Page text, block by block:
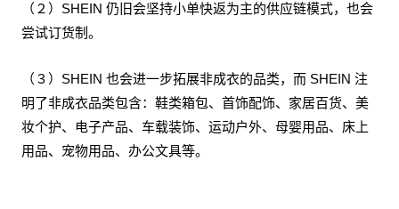
（２）SHEIN 仍旧会坚持小单快返为主的供应链模式，也会
尝试订货制。
（３）SHEIN 也会进一步拓展非成衣的品类，而 SHEIN 注
明了非成衣品类包含：鞋类箱包、首饰配饰、家居百货、美
妆个护、电子产品、车载装饰、运动户外、母婴用品、床上
用品、宠物用品、办公文具等。